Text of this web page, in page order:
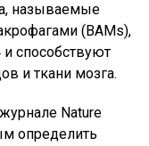
называемые
(BAMs),
способствуют
и ткани мозга.
Nature
определить